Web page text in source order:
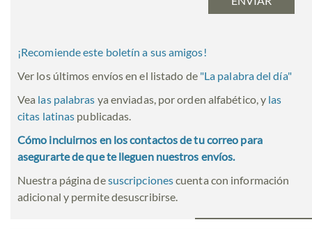
¡Recomiende este boletín a sus amigos!
Ver los últimos envíos en el listado de "La palabra del día"
Vea las palabras ya enviadas, por orden alfabético, y las
citas latinas publicadas.
Cómo incluirnos en los contactos de tu correo para
asegurarte de que te lleguen nuestros envíos.
Nuestra página desuscripcionescuenta con información
adicional y permite desuscribirse.